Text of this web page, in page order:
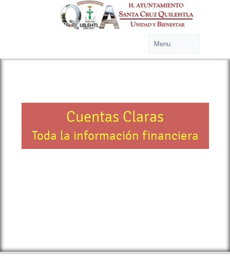
Cuentas Claras
Toda la información financiera